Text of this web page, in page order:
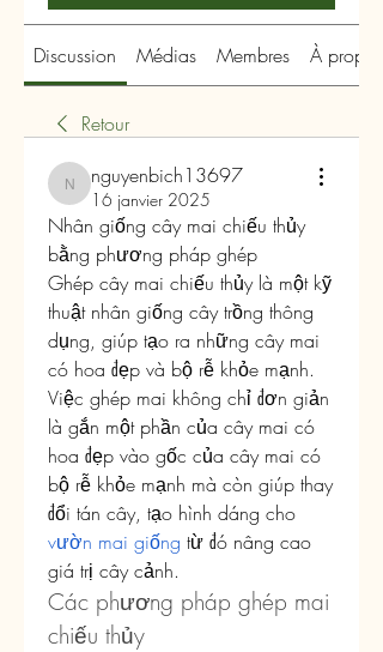
Discussion Médias Membres À propos
Retour
nguyenbich13697
nguyenbich13697
16 janvier 2025
Nhân giống cây mai chiếu thủy
bằng phương pháp ghép
Ghép cây mai chiếu thủy là một kỹ
thuật nhân giống cây trồng thông
dụng, giúp tạo ra những cây mai
có hoa đẹp và bộ rễ khỏe mạnh.
Việc ghép mai không chỉ đơn giản
là gắn một phần của cây mai có
hoa đẹp vào gốc của cây mai có
bộ rễ khỏe mạnh mà còn giúp thay
vườn mai giống từ đó nâng cao
giá trị cây cảnh.
Các phương pháp ghép mai
chiếu thủy